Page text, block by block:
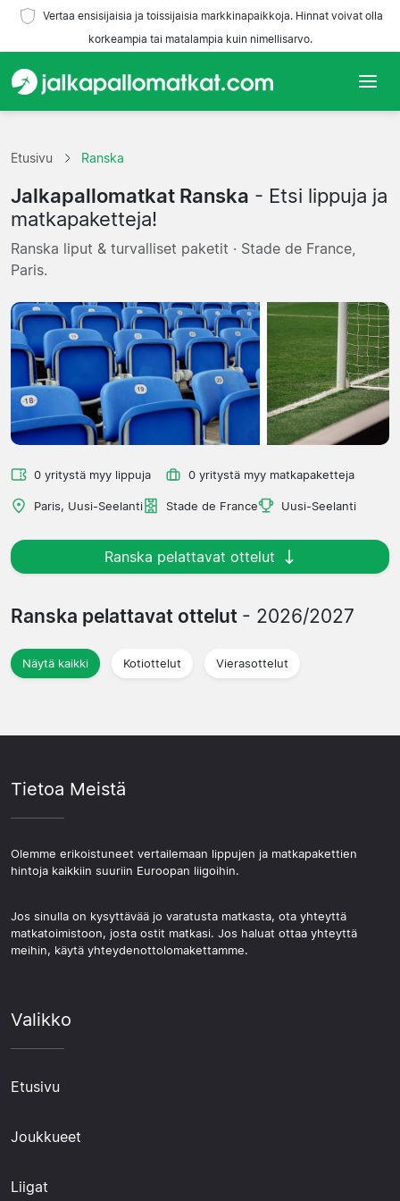
Vertaa ensisijaisia ja toissijaisia markkinapaikkoja. Hinnat voivat olla
korkeampia tai matalampia kuin nimellisarvo.
Joukkueet
Liigat
Matkatoimistoja
Etusivu Ranska
Jalkapallomatkat Ranska - Etsi lippuja ja
matkapaketteja!
Ranska liput & turvalliset paketit · Stade de France,
Paris.
0 yritystä myy lippuja 0 yritystä myy matkapaketteja
Paris, Uusi-Seelanti Stade de France Uusi-Seelanti
Ranska pelattavat ottelut
Ranska pelattavat ottelut - 2026/2027
Näytä kaikki Kotiottelut Vierasottelut
Tietoa Meistä
Olemme erikoistuneet vertailemaan lippujen ja matkapakettien
hintoja kaikkiin suuriin Euroopan liigoihin.
Jos sinulla on kysyttävää jo varatusta matkasta, ota yhteyttä
matkatoimistoon, josta ostit matkasi. Jos haluat ottaa yhteyttä
meihin, käytä yhteydenottolomakettamme.
Valikko
Etusivu
Joukkueet
Liigat